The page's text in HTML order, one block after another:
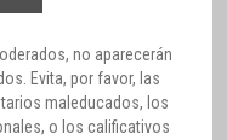
no aparecerán
Evita, por favor, las
maleducados, los
o los calificativos